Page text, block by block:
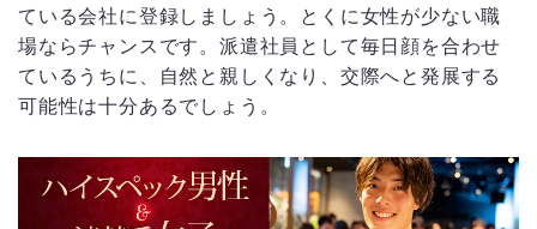
ている会社に登録しましょう。とくに女性が少ない職
場ならチャンスです。派遣社員として毎日顔を合わせ
ているうちに、自然と親しくなり、交際へと発展する
可能性は十分あるでしょう。